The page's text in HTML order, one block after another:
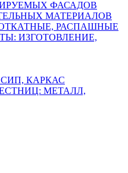
ФАСАДОВ
МАТЕРИАЛОВ
РАСПАШНЫЕ
ИЗГОТОВЛЕНИЕ,
КАРКАС
МЕТАЛЛ,